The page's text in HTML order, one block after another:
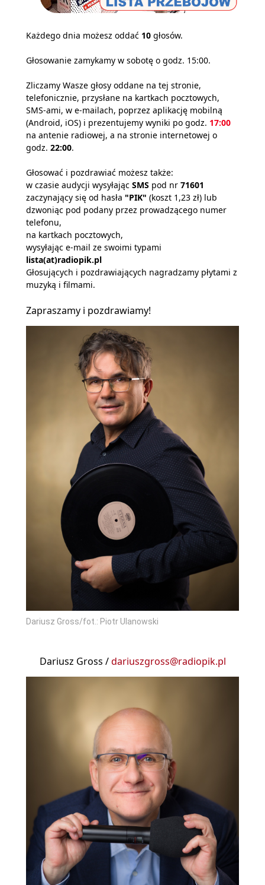
Każdego dnia możesz oddać 10 głosów.
Głosowanie zamykamy w sobotę o godz. 15:00.
Zliczamy Wasze głosy oddane na tej stronie,
telefonicznie, przysłane na kartkach pocztowych,
SMS-ami, w e-mailach, poprzez aplikację mobilną
(Android, iOS) i prezentujemy wyniki po godz. 17:00
na antenie radiowej, a na stronie internetowej o
godz. 22:00.
Głosować i pozdrawiać możesz także:
w czasie audycji wysyłając SMS pod nr 71601
zaczynający się od hasła "PIK" (koszt 1,23 zł) lub
dzwoniąc pod podany przez prowadzącego numer
telefonu,
na kartkach pocztowych,
wysyłając e-mail ze swoimi typami
lista(at)radiopik.pl
Głosujących i pozdrawiających nagradzamy płytami z
muzyką i filmami.
Zapraszamy i pozdrawiamy!
Dariusz Gross/fot.: Piotr Ulanowski
Dariusz Gross /dariuszgross@radiopik.pl